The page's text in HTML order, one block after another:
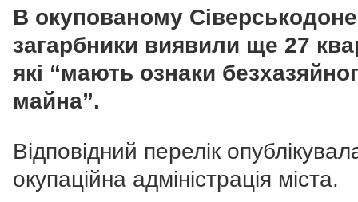
В окупованому
загарбники виявили ще 27
які “мають ознаки
майна”.
Відповідний перелік
окупаційна адміністрація міста.